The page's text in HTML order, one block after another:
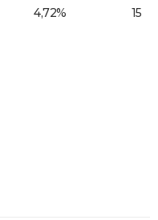
4,72% 15